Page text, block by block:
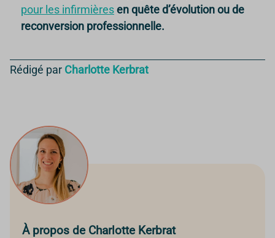
pour les infirmièresen quête d’évolution ou de
reconversion professionnelle.
Rédigé par Charlotte Kerbrat
À propos de Charlotte Kerbrat